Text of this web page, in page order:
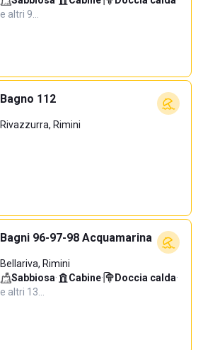
e altri 9…
Bagno 112
Rivazzurra, Rimini
Bagni 96-97-98 Acquamarina
Bellariva, Rimini
Sabbiosa· Cabine· Doccia calda·
e altri 13…